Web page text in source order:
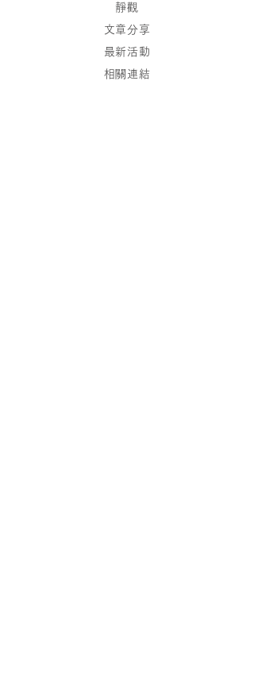
靜觀
文章分享
最新活動
相關連結